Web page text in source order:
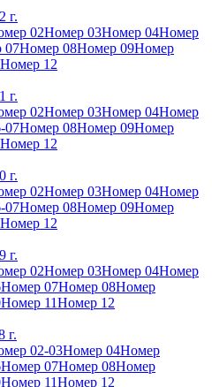
г.
02Номер 03Номер 04Номер
07Номер 08Номер 09Номер
Номер 12
г.
02Номер 03Номер 04Номер
07Номер 08Номер 09Номер
Номер 12
г.
02Номер 03Номер 04Номер
07Номер 08Номер 09Номер
Номер 12
г.
02Номер 03Номер 04Номер
Номер 07Номер 08Номер
Номер 11Номер 12
г.
02-03Номер 04Номер
Номер 07Номер 08Номер
Номер 11Номер 12